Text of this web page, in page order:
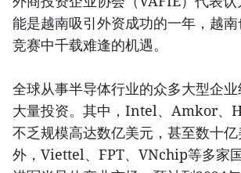
能是越南吸引外资成功的一年，越
竞赛中千载难逢的机遇。
全球从事半导体行业的众多大型企
大量投资。其中，Intel、Amkor、
不乏规模高达数亿美元，甚至数十
外，Viettel、FPT、VNchip等多家